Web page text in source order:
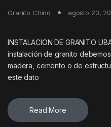
Granito Chino agosto 23,
INSTALACION DE GRANITO
instalación de granito
madera, cemento o de
este dato
Read More